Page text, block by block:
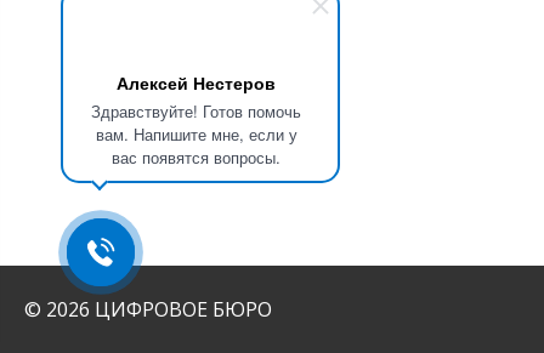
Алексей Нестеров
Здравствуйте! Готов помочь
вам. Напишите мне, если у
вас появятся вопросы.
© 2026 ЦИФРОВОЕ БЮРО